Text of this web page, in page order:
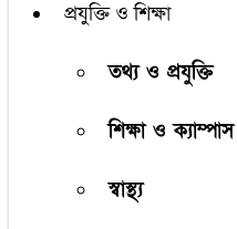
প্রযুক্তি ও শিক্ষা
তথ্য ও প্রযুক্তি
শিক্ষা ও ক্যাম্পাস
স্বাস্থ্য